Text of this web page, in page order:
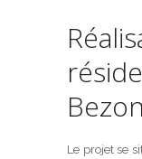
Le projet se